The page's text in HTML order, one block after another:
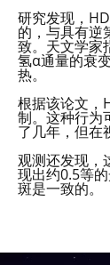
研究发现，
的，与具有逆
致。天文学家
氢α通量的衰
热。
根据该论文，
制。这种行为
了几年，但在
观测还发现，
现出约0.5等
斑是一致的。